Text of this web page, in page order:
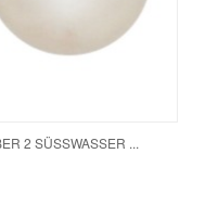
2 SÜSSWASSER ...